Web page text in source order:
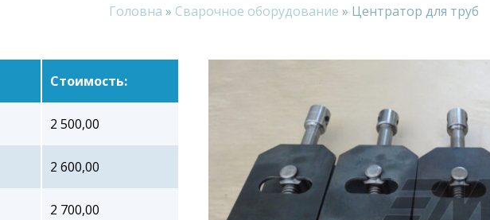
Головна » Сварочное оборудование » Центратор для труб
Стоимость:
2 500,00
2 600,00
2 700,00